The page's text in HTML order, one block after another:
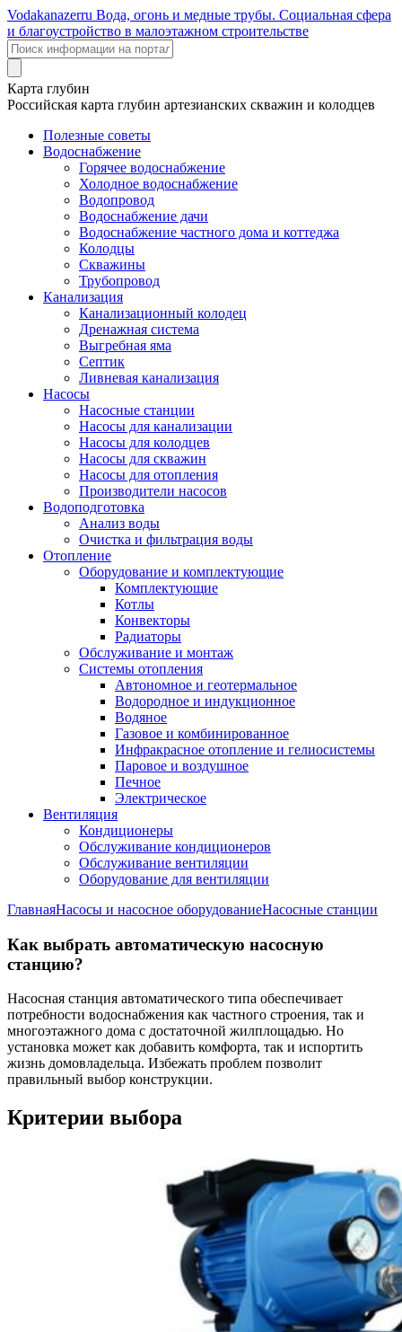
Vodakanazerru Вода, огонь и медные трубы. Социальная сфера
и благоустройство в малоэтажном строительстве
Карта глубин
Российская карта глубин артезианских скважин и колодцев
Полезные советы
Водоснабжение
Горячее водоснабжение
Холодное водоснабжение
Водопровод
Водоснабжение дачи
Водоснабжение частного дома и коттеджа
Колодцы
Скважины
Трубопровод
Канализация
Канализационный колодец
Дренажная система
Выгребная яма
Септик
Ливневая канализация
Насосы
Насосные станции
Насосы для канализации
Насосы для колодцев
Насосы для скважин
Насосы для отопления
Производители насосов
Водоподготовка
Анализ воды
Очистка и фильтрация воды
Отопление
Оборудование и комплектующие
Комплектующие
Котлы
Конвекторы
Радиаторы
Обслуживание и монтаж
Системы отопления
Автономное и геотермальное
Водородное и индукционное
Водяное
Газовое и комбинированное
Инфракрасное отопление и гелиосистемы
Паровое и воздушное
Печное
Электрическое
Вентиляция
Кондиционеры
Обслуживание кондиционеров
Обслуживание вентиляции
Оборудование для вентиляции
ГлавнаяНасосы и насосное оборудованиеНасосные станции
Как выбрать автоматическую насосную
станцию?
Насосная станция автоматического типа обеспечивает
потребности водоснабжения как частного строения, так и
многоэтажного дома с достаточной жилплощадью. Но
установка может как добавить комфорта, так и испортить
жизнь домовладельца. Избежать проблем позволит
правильный выбор конструкции.
Критерии выбора